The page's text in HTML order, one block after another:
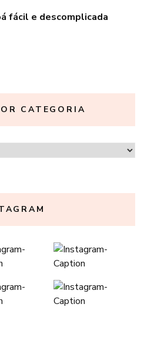
fácil e descomplicada
CATEGORIA